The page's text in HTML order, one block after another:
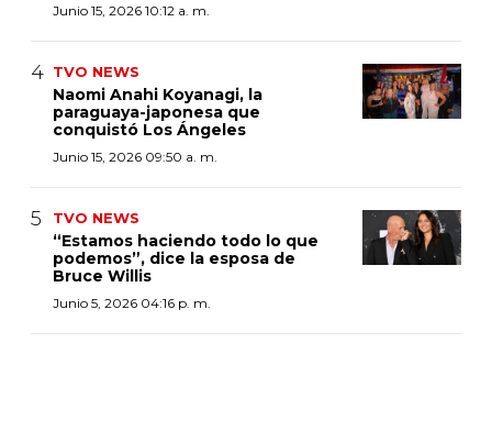
Junio 15, 2026 10:12 a. m.
TVO NEWS
Naomi Anahi Koyanagi, la
paraguaya-japonesa que
conquistó Los Ángeles
Junio 15, 2026 09:50 a. m.
TVO NEWS
“Estamos haciendo todo lo que
podemos”, dice la esposa de
Bruce Willis
Junio 5, 2026 04:16 p. m.